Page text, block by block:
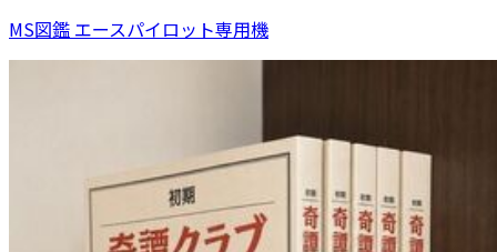
MS図鑑 エースパイロット専用機